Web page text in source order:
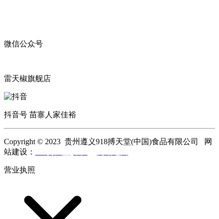
微信公众号
雷天椒旗舰店
抖音号 苗寨人家佳裕
Copyright © 2023 贵州遵义918搏天堂(中国)食品有限公司 网
站建设：
营业执照